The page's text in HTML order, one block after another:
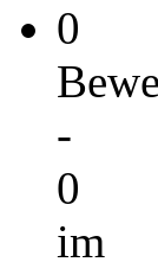
0
-
0
im